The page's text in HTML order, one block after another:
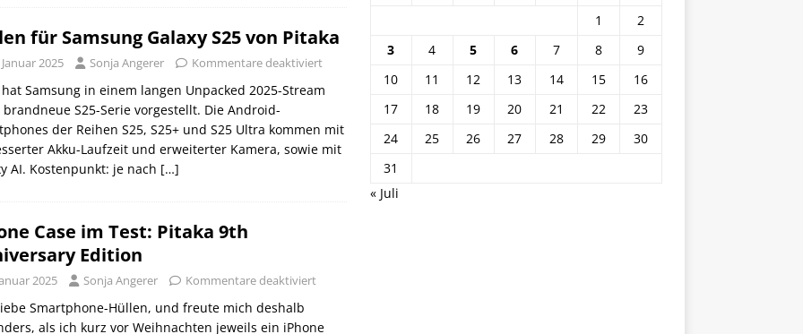
für Samsung Galaxy S25 von Pitaka
2025 Sonja Angerer Kommentare deaktiviert
hat Samsung in einem langen Unpacked 2025-Stream
brandneue S25-Serie vorgestellt. Die Android-
der Reihen S25, S25+ und S25 Ultra kommen mit
Akku-Laufzeit und erweiterter Kamera, sowie mit
AI. Kostenpunkt: je nach […]
Case im Test: Pitaka 9th
Edition
2025 Sonja Angerer Kommentare deaktiviert
Smartphone-Hüllen, und freute mich deshalb
als ich kurz vor Weihnachten jeweils ein iPhone
1
2
3
4 5 6 7 8
9
10
11 12 13 14 15
16
17
18 19 20 21 22
23
24
25 26 27 28 29
30
31
« Juli